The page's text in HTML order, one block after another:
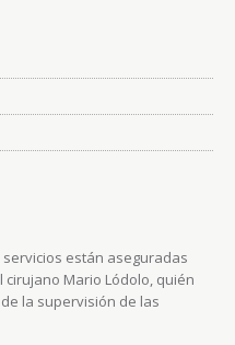
están aseguradas
Mario Lódolo, quién
la supervisión de las